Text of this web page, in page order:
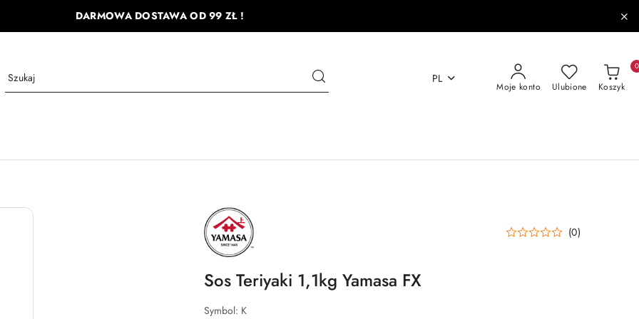
DARMOWA DOSTAWA OD 99 ZŁ !
PL
Moje konto Ulubione Koszyk
0
NAZWA
PRODUCENTA:
YAMASA (0)
Sos Teriyaki 1,1kg Yamasa FX
Symbol: K